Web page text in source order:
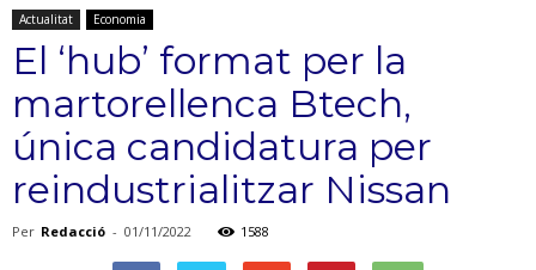
Actualitat Economia
El ‘hub’ format per la
martorellenca Btech,
única candidatura per
reindustrialitzar Nissan
Per Redacció - 01/11/2022 1588